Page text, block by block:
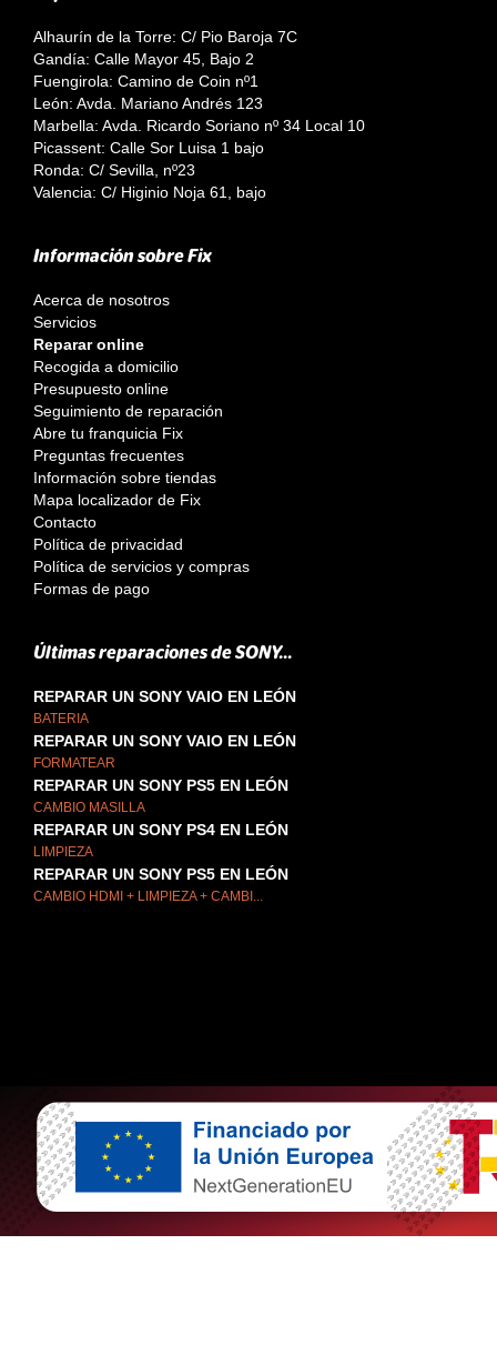
Alhaurín de la Torre: C/ Pio Baroja 7C
Gandía: Calle Mayor 45, Bajo 2
Fuengirola: Camino de Coin nº1
León: Avda. Mariano Andrés 123
Marbella: Avda. Ricardo Soriano nº 34 Local 10
Picassent: Calle Sor Luisa 1 bajo
Ronda: C/ Sevilla, nº23
Valencia: C/ Higinio Noja 61, bajo
Información sobre Fix
Acerca de nosotros
Servicios
Reparar online
Recogida a domicilio
Presupuesto online
Seguimiento de reparación
Abre tu franquicia Fix
Preguntas frecuentes
Información sobre tiendas
Mapa localizador de Fix
Contacto
Política de privacidad
Política de servicios y compras
Formas de pago
Últimas reparaciones de SONY...
REPARAR UN SONY VAIO EN LEÓN
BATERIA
REPARAR UN SONY VAIO EN LEÓN
FORMATEAR
REPARAR UN SONY PS5 EN LEÓN
CAMBIO MASILLA
REPARAR UN SONY PS4 EN LEÓN
LIMPIEZA
REPARAR UN SONY PS5 EN LEÓN
CAMBIO HDMI + LIMPIEZA + CAMBI...